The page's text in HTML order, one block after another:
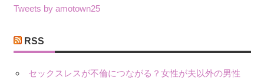
ゴ
ー
Tweets by amotown25
RSS
セックスレスが不倫につながる？女性が夫以外の男性